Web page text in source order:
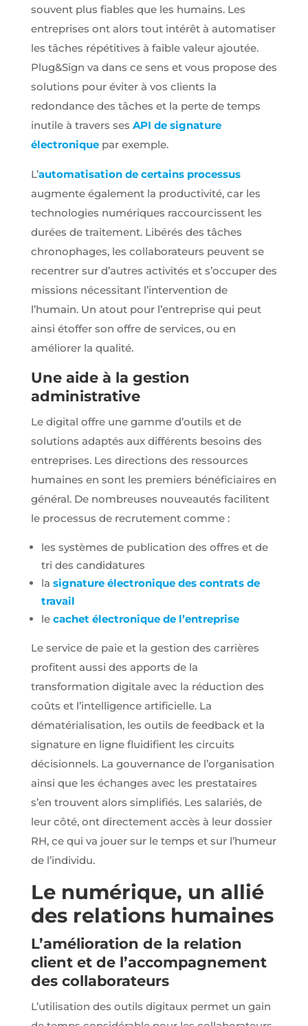
souvent plus fiables que les humains. Les
entreprises ont alors tout intérêt à automatiser
les tâches répétitives à faible valeur ajoutée.
Plug&Sign va dans ce sens et vous propose des
solutions pour éviter à vos clients la
redondance des tâches et la perte de temps
inutile à travers ses API de signature
électroniquepar exemple.
L’automatisation de certains processus
augmente également la productivité, car les
technologies numériques raccourcissent les
durées de traitement. Libérés des tâches
chronophages, les collaborateurs peuvent se
recentrer sur d’autres activités et s’occuper des
missions nécessitant l’intervention de
l’humain. Un atout pour l’entreprise qui peut
ainsi étoffer son offre de services, ou en
améliorer la qualité.
Une aide à la gestion
administrative
Le digital offre une gamme d’outils et de
solutions adaptés aux différents besoins des
entreprises. Les directions des ressources
humaines en sont les premiers bénéficiaires en
général. De nombreuses nouveautés facilitent
le processus de recrutement comme :
les systèmes de publication des offres et de
tri des candidatures
la signature électronique des contrats de
travail
le cachet électronique de l’entreprise
Le service de paie et la gestion des carrières
profitent aussi des apports de la
transformation digitale avec la réduction des
coûts et l’intelligence artificielle. La
dématérialisation, les outils de feedback et la
signature en ligne fluidifient les circuits
décisionnels. La gouvernance de l’organisation
ainsi que les échanges avec les prestataires
s’en trouvent alors simplifiés. Les salariés, de
leur côté, ont directement accès à leur dossier
RH, ce qui va jouer sur le temps et sur l’humeur
de l’individu.
Le numérique, un allié
des relations humaines
L’amélioration de la relation
client et de l’accompagnement
des collaborateurs
L’utilisation des outils digitaux permet un gain
des données
anonymes
d'analyser
comment
les visiteurs
utilisent
notre site et
dessus.
Experience
Google
reCaptcha
anti-spam en
renforçant la
sécurité sur
notre
formulaire de
contact et
éviter ainsi le
de notre
formulaire.
Marketing
Afin de
pouvoir
personnaliser
des
publicités en
fonction des
contenus vu
ou des sites
ayant la
thématique
(annonces
sponsorisés
en fonction
recherches,
bannières
de Google),
nous utilisons
et autres
données via
partenaires
Google Ads
et Facebook
Ads.